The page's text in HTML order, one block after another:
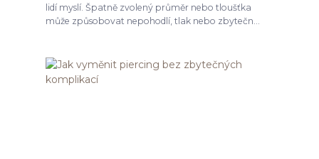
lidí myslí. Špatně zvolený průměr nebo tloušťka
může způsobovat nepohodlí, tlak nebo zbytečn...